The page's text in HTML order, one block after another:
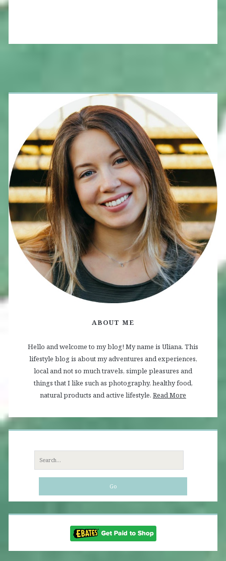
ABOUT ME
Hello and welcome to my blog! My name is Uliana. This
lifestyle blog is about my adventures and experiences,
local and not so much travels, simple pleasures and
things that I like such as photography, healthy food,
natural products and active lifestyle. Read More
Search
for: